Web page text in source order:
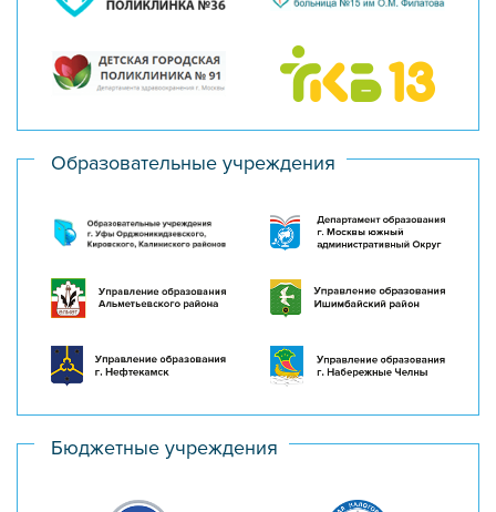
Образовательные учреждения
Бюджетные учреждения